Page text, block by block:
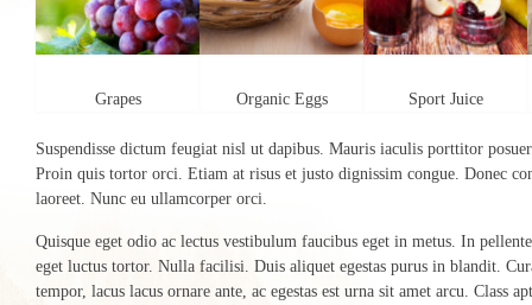
Grapes Organic Eggs Sport Juice
Suspendisse dictum feugiat nisl ut dapibus. Mauris iaculis porttitor
Proin quis tortor orci. Etiam at risus et justo dignissim congue. Donec
laoreet. Nunc eu ullamcorper orci.
Quisque eget odio ac lectus vestibulum faucibus eget in metus. In
eget luctus tortor. Nulla facilisi. Duis aliquet egestas purus in blandit.
tempor, lacus lacus ornare ante, ac egestas est urna sit amet arcu. Class